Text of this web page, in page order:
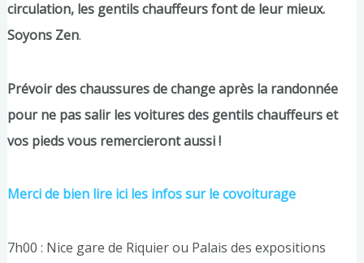
circulation, les gentils chauffeurs font de leur mieux.
Soyons Zen.
Prévoir des chaussures de change après la randonnée
pour ne pas salir les voitures des gentils chauffeurs et
vos pieds vous remercieront aussi !
Merci de bien lire ici les infos sur le covoiturage
7h00 : Nice gare de Riquier ou Palais des expositions